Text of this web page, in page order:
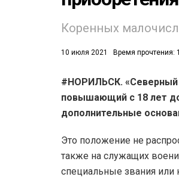
Коренных
10 июля 2021 Время прочтения:
#НОРИЛЬСК. «Северный
повышающий с 18 лет
дополнительные
Это положение не
также на служащих
специальные звания